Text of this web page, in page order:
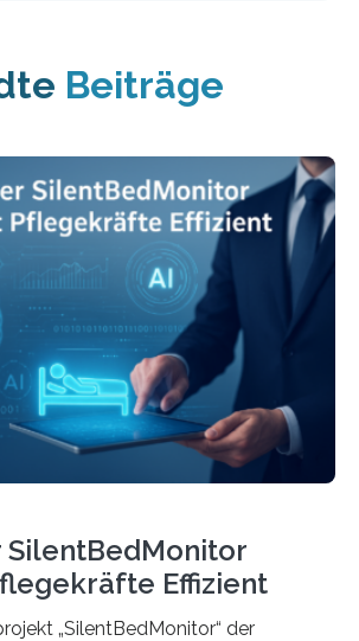
Beiträge
Effizient
„SilentBedMonitor“ der